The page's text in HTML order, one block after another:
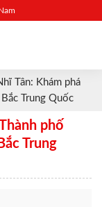
Tân: Khám phá
Trung Quốc
phố
Trung